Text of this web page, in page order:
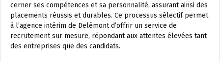
cerner ses compétences et sa personnalité, assurant ainsi des
placements réussis et durables. Ce processus sélectif permet
à l’agence intérim de Delémont d’offrir un service de
recrutement sur mesure, répondant aux attentes élevées tant
des entreprises que des candidats.